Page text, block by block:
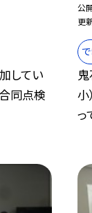
してい
同点検
公
更
小
っ